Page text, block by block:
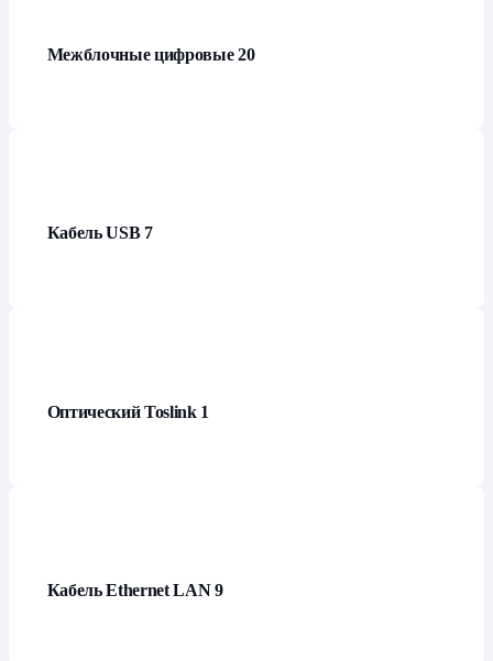
Межблочные цифровые20
Кабель USB 7
Оптический Toslink 1
Кабель Ethernet LAN9